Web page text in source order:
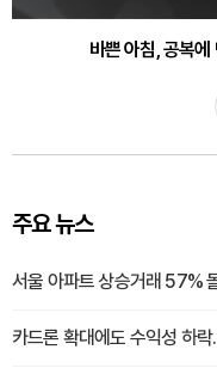
바쁜 아침, 공복
주요 뉴스
서울 아파트 상승거래 57%
카드론 확대에도 수익성 하